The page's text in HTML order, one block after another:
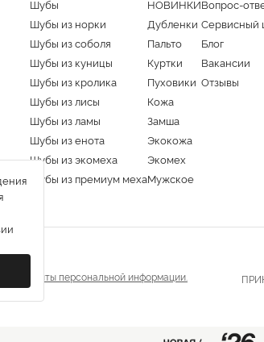
Шубы
Шубы из норки
Шубы из соболя
Шубы из куницы
Шубы из кролика
Шубы из лисы
Шубы из ламы
Шубы из енота
Шубы из экомеха
Шубы из премиум меха
НОВИНКИ
Дубленки
Пальто
Куртки
Пуховики
Кожа
Замша
Экокожа
Экомех
Мужское
Вопрос-
Сервисный
Блог
Вакансии
Отзывы
защиты персональной информации.